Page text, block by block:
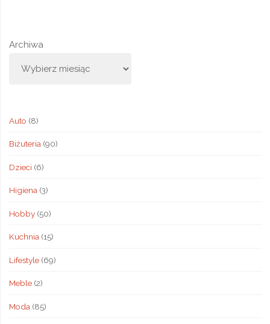
Archiwa
Auto (8)
Biżuteria(90)
Dzieci (6)
Higiena(3)
Hobby(50)
Kuchnia(15)
Lifestyle(69)
Meble(2)
Moda (85)